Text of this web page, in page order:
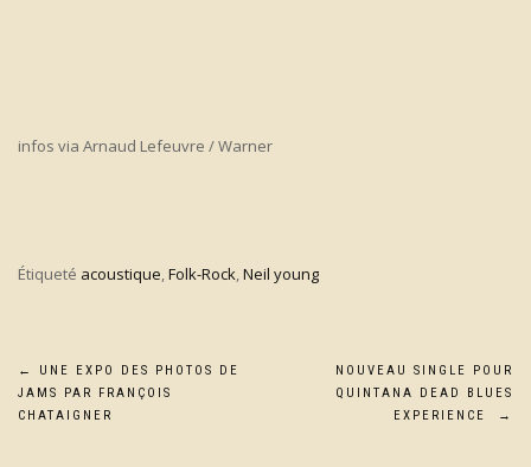
infos via Arnaud Lefeuvre / Warner
Étiqueté acoustique,Folk-Rock,Neil young
Navigation
de
←
UNE EXPO DES PHOTOS DE
JAMS PAR FRANÇOIS
CHATAIGNER
NOUVEAU SINGLE POUR
QUINTANA DEAD BLUES
EXPERIENCE
→